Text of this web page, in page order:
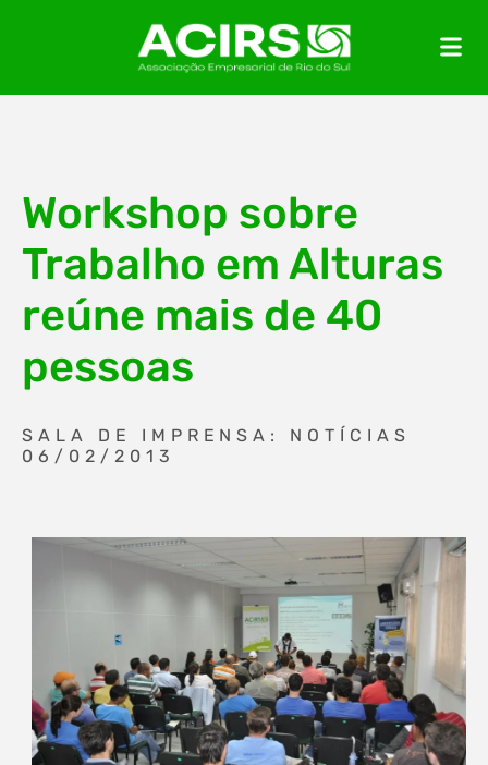
Workshop sobre
Trabalho em Alturas
reúne mais de 40
pessoas
SALA DE IMPRENSA: NOTÍCIAS
06/02/2013